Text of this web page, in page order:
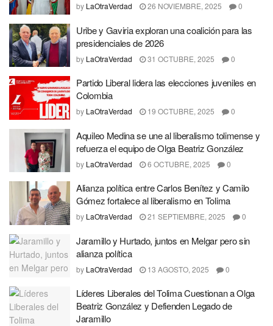
by LaOtraVerdad 26 NOVIEMBRE, 2025 0
Uribe y Gaviria exploran una coalición para las
presidenciales de 2026
by LaOtraVerdad 31 OCTUBRE, 2025 0
Partido Liberal lidera las elecciones juveniles en
Colombia
by LaOtraVerdad 19 OCTUBRE, 2025 0
Aquileo Medina se une al liberalismo tolimense y
refuerza el equipo de Olga Beatriz González
by LaOtraVerdad 6 OCTUBRE, 2025 0
Alianza política entre Carlos Benítez y Camilo
Gómez fortalece al liberalismo en Tolima
by LaOtraVerdad 21 SEPTIEMBRE, 2025 0
Jaramillo y Hurtado, juntos en Melgar pero sin
alianza política
by LaOtraVerdad 13 AGOSTO, 2025 0
Líderes Liberales del Tolima Cuestionan a Olga
Beatriz González y Defienden Legado de
Jaramillo